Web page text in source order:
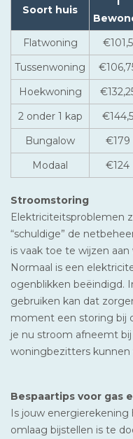
Soort huis
Flatwoning
€101,5
Tussenwoning
Hoekwoning
2 onder 1 kap
€144,5
Bungalow
€179
Modaal
€124
Stroomstoring
Elektriciteitsproblemen
“schuldige” de
is vaak toe te wijzen
Normaal is een
ogenblikken beëindigd.
gebruiken kan dat
moment een storing bij
je nu stroom afneemt
woningbezitters
Bespaartips voor gas
Is jouw
omlaag bijstellen is te